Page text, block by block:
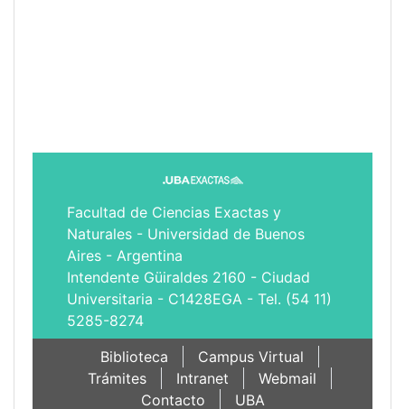
Facultad de Ciencias Exactas y
Naturales - Universidad de Buenos
Aires - Argentina
Intendente Güiraldes 2160 - Ciudad
Universitaria - C1428EGA - Tel. (54 11)
5285-8274
Biblioteca
Campus Virtual
Trámites
Intranet
Webmail
Contacto
UBA